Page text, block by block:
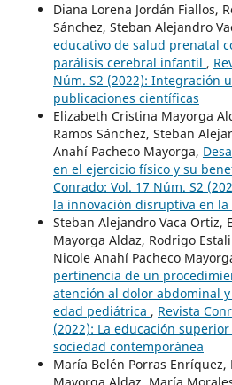
Diana Lorena Jordán Fiallos,
Sánchez, Steban Alejandro
educativo de salud prenatal
parálisis cerebral infantil ,
Núm. S2 (2022): Integración
publicaciones científicas
Elizabeth Cristina Mayorga
Ramos Sánchez, Steban
Anahí Pacheco Mayorga,
en el ejercicio físico y su
Conrado: Vol. 17 Núm. S2
la innovación disruptiva en
Steban Alejandro Vaca Ortiz,
Mayorga Aldaz, Rodrigo
Nicole Anahí Pacheco
pertinencia de un
atención al dolor abdominal
edad pediátrica , Revista
(2022): La educación
sociedad contemporánea
María Belén Porras